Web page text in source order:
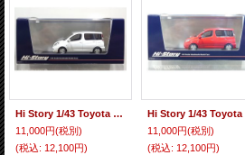
Hi Story 1/43 Toyota FunCargo X (1999) Super White II
11,000円(税別)
(税込: 12,100円)
11,000円(税別)
(税込: 12,100円)